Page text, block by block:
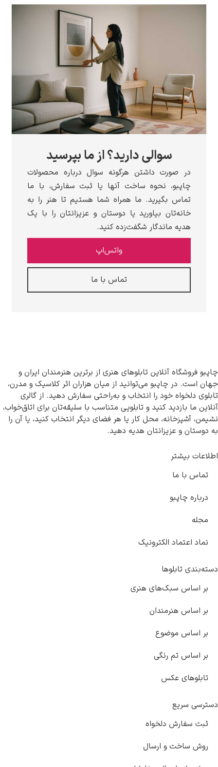
سوالی دارید؟ از ما بپرسید
در صورت داشتن هرگونه سوال درباره محصولات
چاپبو، نحوه ساخت آنها یا ثبت سفارش، با ما
تماس بگیرید. ما همراه شما هستیم تا هنر را به
خانه‌تان بیاورید یا دوستان و عزیزانتان را با یک
هدیه ماندگار شگفت‌زده کنید.
واتس‌اپ
تماس با ما
چاپبو فروشگاه آنلاین تابلوهای هنری از برترین هنرمندان ایران و
جهان است. در چاپبو می‌توانید از میان هزاران اثر کلاسیک و مدرن،
تابلوی دلخواه خود را انتخاب و به‌راحتی سفارش دهید. از گالری
آنلاین ما بازدید کنید و تابلویی متناسب با سلیقه‌تان برای اتاق‌خواب،
نشیمن، آشپزخانه، محل کار یا هر فضای دیگر انتخاب کنید، یا آن را
به دوستان و عزیزانتان هدیه دهید.
اطلاعات بیشتر
تماس با ما
درباره چاپبو
مجله
نماد اعتماد الکترونیک
دسته‌بندی تابلوها
بر اساس سبک‌های هنری
بر اساس هنرمندان
بر اساس موضوع
بر اساس تم رنگی
تابلوهای عکس
دسترسی سریع
ثبت سفارش دلخواه
روش ساخت و ارسال